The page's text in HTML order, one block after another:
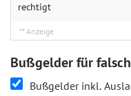
rechtigt
Bußgelder für
Bußgelder inkl.